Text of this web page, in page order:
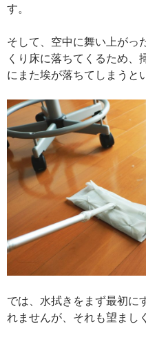
す。
そして、空中に舞い上がっ
くり床に落ちてくるため、
にまた埃が落ちてしまうと
では、水拭きをまず最初に
れませんが、それも望まし